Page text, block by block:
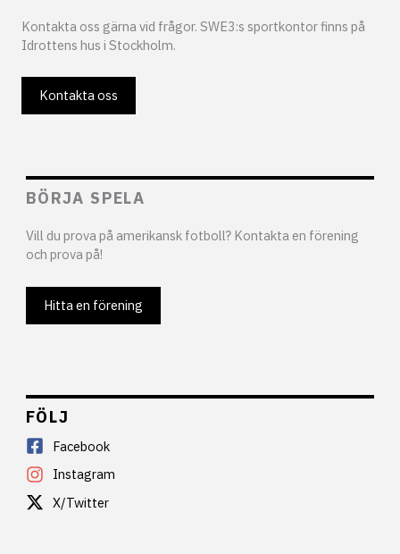
Kontakta oss gärna vid frågor. SWE3:s sportkontor finns på
Idrottens hus i Stockholm.
Kontakta oss
BÖRJA SPELA
Vill du prova på amerikansk fotboll? Kontakta en förening
och prova på!
Hitta en förening
FÖLJ
Facebook
Instagram
X/Twitter